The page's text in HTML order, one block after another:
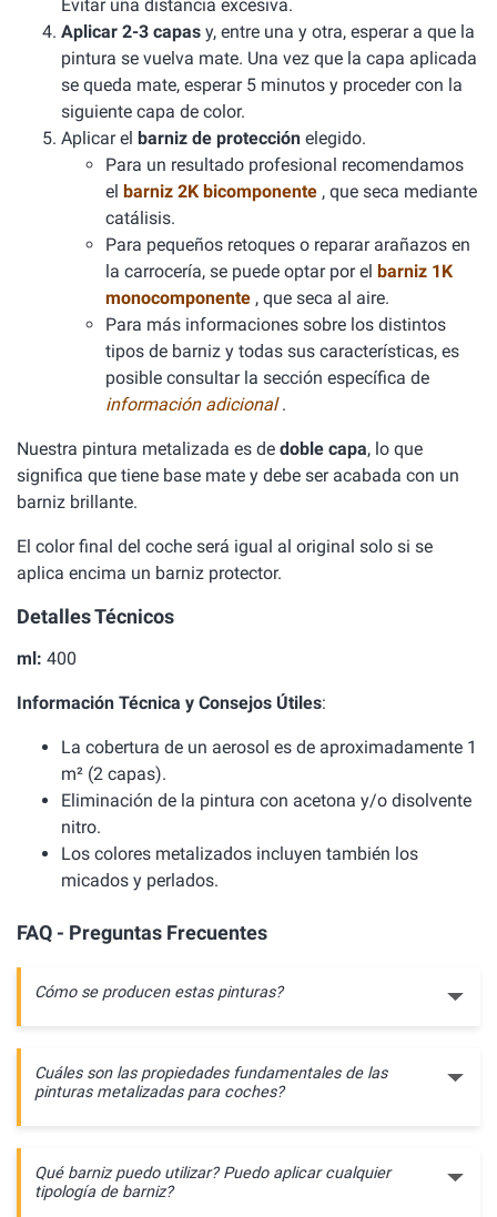
Evitar una distancia excesiva.
Aplicar 2-3 capas y, entre una y otra, esperar a que la
pintura se vuelva mate. Una vez que la capa aplicada
se queda mate, esperar 5 minutos y proceder con la
siguiente capa de color.
Aplicar el barniz de protección elegido.
Para un resultado profesional recomendamos
el barniz 2K bicomponente , que seca mediante
catálisis.
Para pequeños retoques o reparar arañazos en
la carrocería, se puede optar por el barniz 1K
monocomponente , que seca al aire.
Para más informaciones sobre los distintos
tipos de barniz y todas sus características, es
posible consultar la sección específica de
información adicional.
Nuestra pintura metalizada es de doble capa, lo que
significa que tiene base mate y debe ser acabada con un
barniz brillante.
El color final del coche será igual al original solo si se
aplica encima un barniz protector.
Detalles Técnicos
ml: 400
Información Técnica y Consejos Útiles:
La cobertura de un aerosol es de aproximadamente 1
m² (2 capas).
Eliminación de la pintura con acetona y/o disolvente
nitro.
Los colores metalizados incluyen también los
micados y perlados.
FAQ - Preguntas Frecuentes
Cómo se producen estas pinturas?
Cuáles son las propiedades fundamentales de las
pinturas metalizadas para coches?
Qué barniz puedo utilizar? Puedo aplicar cualquier
tipología de barniz?